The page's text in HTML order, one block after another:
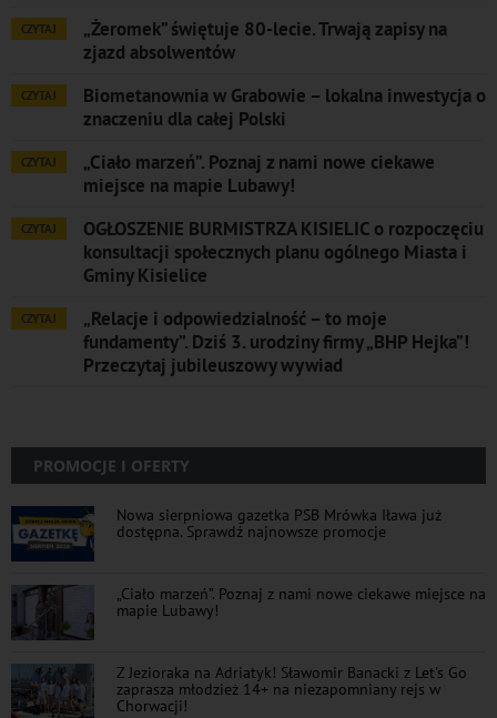
CZYTAJ
„Żeromek” świętuje 80-lecie. Trwają zapisy na
zjazd absolwentów
CZYTAJ
Biometanownia w Grabowie – lokalna inwestycja o
znaczeniu dla całej Polski
CZYTAJ
„Ciało marzeń”. Poznaj z nami nowe ciekawe
miejsce na mapie Lubawy!
CZYTAJ
OGŁOSZENIE BURMISTRZA KISIELIC o rozpoczęciu
konsultacji społecznych planu ogólnego Miasta i
Gminy Kisielice
CZYTAJ
„Relacje i odpowiedzialność – to moje
fundamenty”. Dziś 3. urodziny firmy „BHP Hejka”!
Przeczytaj jubileuszowy wywiad
PROMOCJE I OFERTY
Nowa sierpniowa gazetka PSB Mrówka Iława już
dostępna. Sprawdź najnowsze promocje
„Ciało marzeń”. Poznaj z nami nowe ciekawe miejsce na
mapie Lubawy!
Z Jezioraka na Adriatyk! Sławomir Banacki z Let's Go
zaprasza młodzież 14+ na niezapomniany rejs w
Chorwacji!